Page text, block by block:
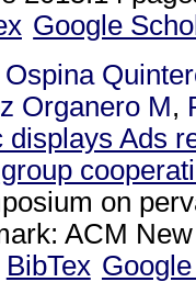
Google
Ospina
Organero M,
displays Ads
on
ACM
BibTex